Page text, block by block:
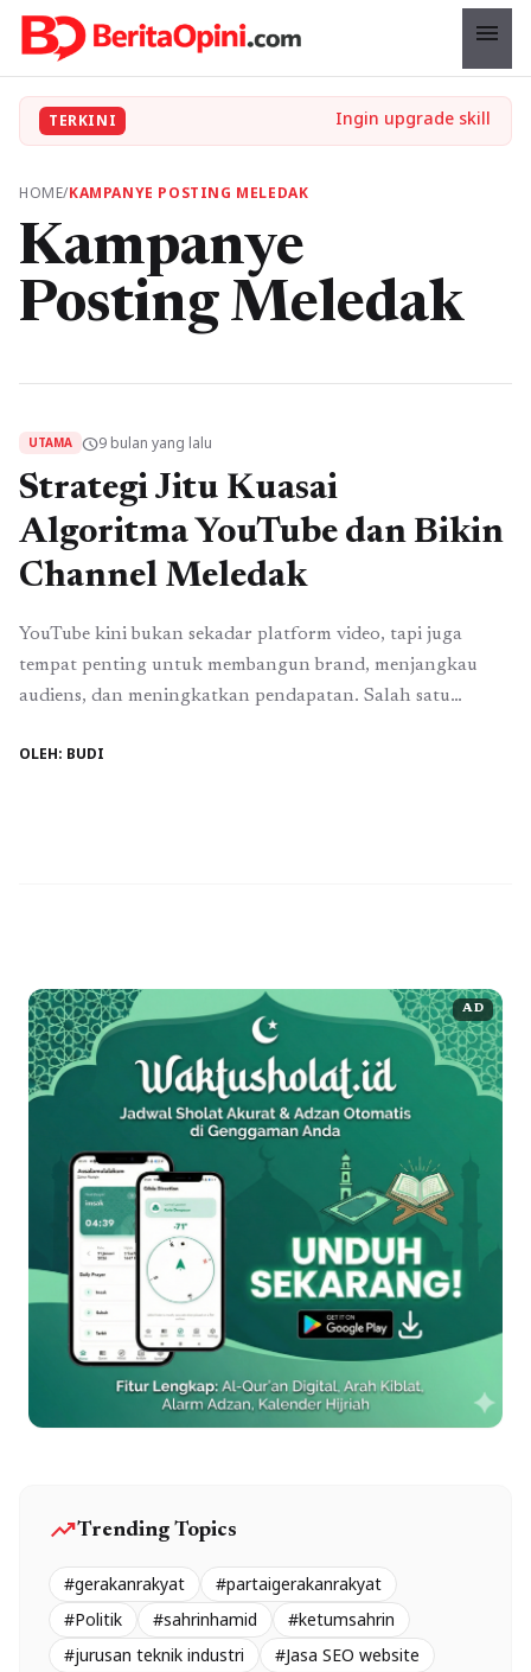
menu
TERKINI
HOME/KAMPANYE POSTING MELEDAK
Kampanye
Posting Meledak
UTAMA schedule9 bulan yang lalu
Strategi Jitu Kuasai
Algoritma YouTube dan Bikin
Channel Meledak
YouTube kini bukan sekadar platform video, tapi juga
tempat penting untuk membangun brand, menjangkau
audiens, dan meningkatkan pendapatan. Salah satu
yang menentukan seberapa banyak video Anda dilihat dan
OLEH: BUDI
AD
trending_upTrending Topics
#gerakanrakyat
#partaigerakanrakyat
#Politik
#sahrinhamid
#ketumsahrin
#jurusan teknik industri
#Jasa SEO website